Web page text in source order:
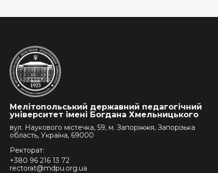
Мелітопольський державний педагогічний
університет імені Богдана Хмельницького
вул. Наукового містечка, 59, м. Запоріжжя, Запорізька
область, Україна, 69000
Ректорат:
+380 96 216 13 72
rectorat@mdpu.org.ua